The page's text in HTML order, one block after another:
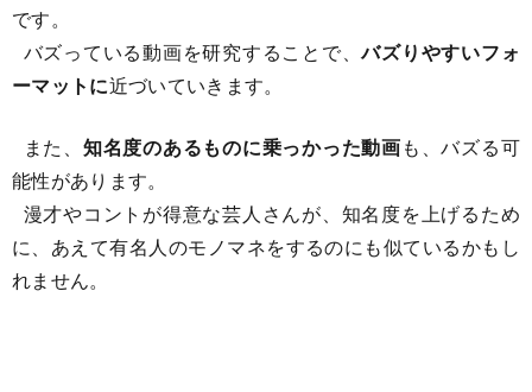
です。
バズっている動画を研究することで、バズりやすいフォ
ーマットに近づいていきます。
また、 知名度のあるものに乗っかった動画も、バズる可
能性があります。
漫才やコントが得意な芸人さんが、知名度を上げるため
に、あえて有名人のモノマネをするのにも似ているかもし
れません。